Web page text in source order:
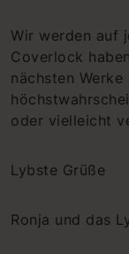
Wir werden auf
Coverlock
nächsten
oder vielleicht
Lybste Grüße
Ronja und das